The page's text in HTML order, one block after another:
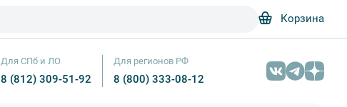
Корзина
Для СПб и ЛО
8 (812) 309-51-92
Для регионов РФ
8 (800) 333-08-12